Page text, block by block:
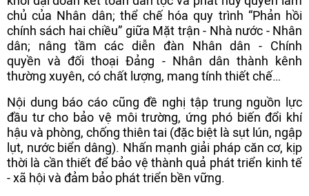
chủ của Nhân dân; thể chế hóa quy trình “Phản hồi
chính sách hai chiều” giữa Mặt trận - Nhà nước - Nhân
dân; nâng tầm các diễn đàn Nhân dân - Chính
quyền và đối thoại Đảng - Nhân dân thành kênh
thường xuyên, có chất lượng, mang tính thiết chế…
Nội dung báo cáo cũng đề nghị tập trung nguồn lực
đầu tư cho bảo vệ môi trường, ứng phó biến đổi khí
hậu và phòng, chống thiên tai (đặc biệt là sụt lún, ngập
lụt, nước biển dâng). Nhấn mạnh giải pháp căn cơ, kịp
thời là cần thiết để bảo vệ thành quả phát triển kinh tế
- xã hội và đảm bảo phát triển bền vững.